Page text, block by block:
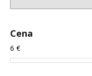
i
p
r
o
Cena
6 €